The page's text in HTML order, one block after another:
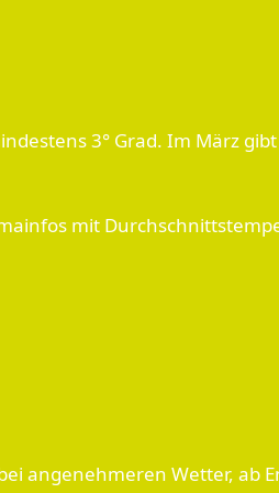
3° Grad. Im März
mit
angenehmeren Wetter, ab